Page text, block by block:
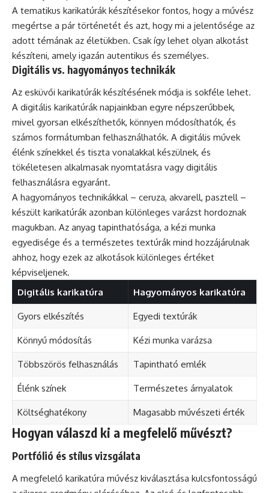
A tematikus karikatúrák készítésekor fontos, hogy a művész
megértse a pár történetét és azt, hogy mi a jelentősége az
adott témának az életükben. Csak így lehet olyan alkotást
készíteni, amely igazán autentikus és személyes.
Digitális vs. hagyományos technikák
Az esküvői karikatúrák készítésének módja is sokféle lehet.
A digitális karikatúrák napjainkban egyre népszerűbbek,
mivel gyorsan elkészíthetők, könnyen módosíthatók, és
számos formátumban felhasználhatók. A digitális művek
élénk színekkel és tiszta vonalakkal készülnek, és
tökéletesen alkalmasak nyomtatásra vagy digitális
felhasználásra egyaránt.
A hagyományos technikákkal – ceruza, akvarell, pasztell –
készült karikatúrák azonban különleges varázst hordoznak
magukban. Az anyag tapinthatósága, a kézi munka
egyedisége és a természetes textúrák mind hozzájárulnak
ahhoz, hogy ezek az alkotások különleges értéket
képviseljenek.
Digitális karikatúra
Hagyományos karikatúra
Gyors elkészítés Egyedi textúrák
Könnyű módosítás Kézi munka varázsa
Többszörös felhasználás Tapintható emlék
Élénk színek Természetes árnyalatok
Költséghatékony Magasabb művészeti érték
Hogyan válaszd ki a megfelelő művészt?
Portfólió és stílus vizsgálata
A megfelelő karikatúra művész kiválasztása kulcsfontosságú